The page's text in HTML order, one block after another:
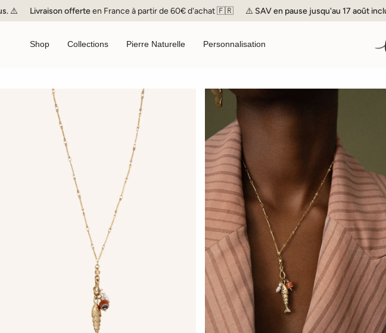
Passer
au Livraison offerteen France à partir de 60€ d'achat 🇫🇷 ⚠️ SAV en pause jusqu'au 17 août inclus. ⚠️
Shop Collections Pierre Naturelle Personnalisation